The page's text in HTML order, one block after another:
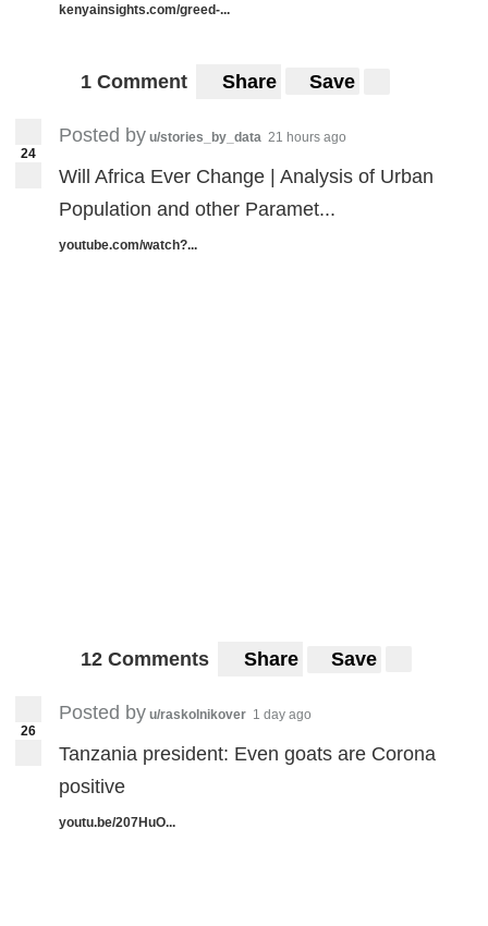
kenyainsights.com/greed-...
1 Comment Share Save
24
Posted by u/stories_by_data 21 hours ago
Will Africa Ever Change | Analysis of Urban
Population and other Paramet...
youtube.com/watch?...
12 Comments Share Save
26
Posted by u/raskolnikover 1 day ago
Tanzania president: Even goats are Corona
positive
youtu.be/207HuO...